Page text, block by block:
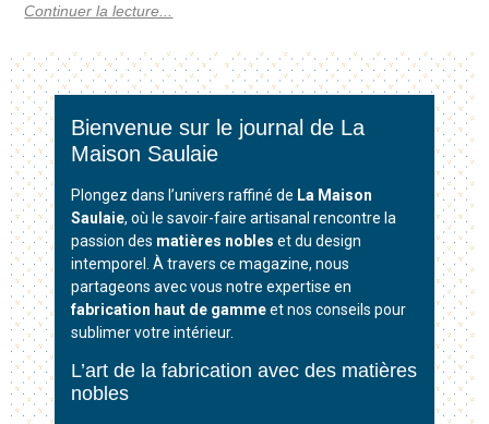
Continuer la lecture...
Bienvenue sur le journal de La
Maison Saulaie
Plongez dans l’univers raffiné de La Maison
Saulaie, où le savoir-faire artisanal rencontre la
passion des matières nobles et du design
intemporel. À travers ce magazine, nous
partageons avec vous notre expertise en
fabrication haut de gammeet nos conseils pour
sublimer votre intérieur.
L’art de la fabrication avec des matières
nobles